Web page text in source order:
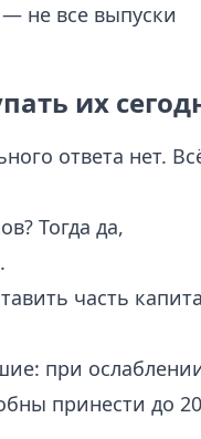
не все выпуски
их
ответа нет.
Тогда да,
часть
при
принести до